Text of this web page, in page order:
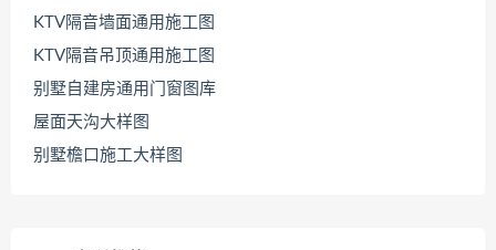
KTV隔音墙面通用施工图
KTV隔音吊顶通用施工图
别墅自建房通用门窗图库
屋面天沟大样图
别墅檐口施工大样图